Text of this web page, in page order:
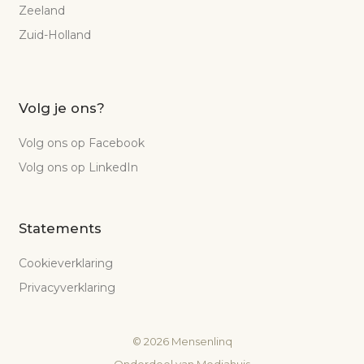
Zeeland
Zuid-Holland
Volg je ons?
Volg ons op Facebook
Volg ons op LinkedIn
Statements
Cookieverklaring
Privacyverklaring
© 2026Mensenlinq